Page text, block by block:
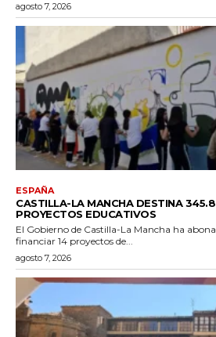
agosto 7, 2026
ESPAÑA
CASTILLA-LA MANCHA DESTINA
PROYECTOS EDUCATIVOS
El Gobierno de Castilla-La Mancha ha
financiar 14 proyectos de...
agosto 7, 2026